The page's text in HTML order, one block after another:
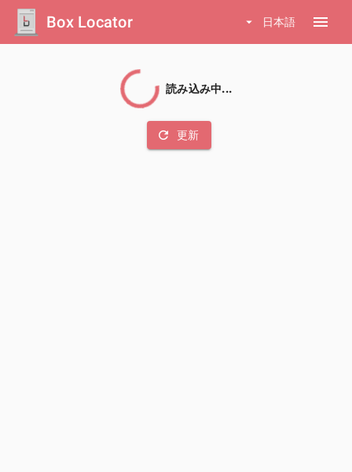
Box Locator arrow_drop_down 日本語 menu
読み込み中...
refresh 更新